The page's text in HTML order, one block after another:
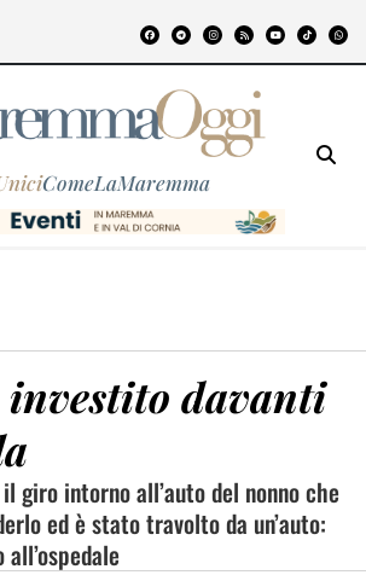
ComeLaMaremma
davanti
giro intorno all’auto del nonno che
ed è stato travolto da un’auto: